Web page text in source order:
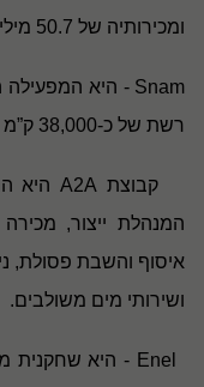
ומכירותיה של 50.7 מיליארד יורו
Snam - היא המפעילה
רשת של כ-38,000 ק”מ באיטליה ומחוץ לה
קבוצתA2A
היא
המנהלת ייצור,
איסוף והשבת פסולת,
ושירותי מים משולבים.
Enel - היא שחקנית